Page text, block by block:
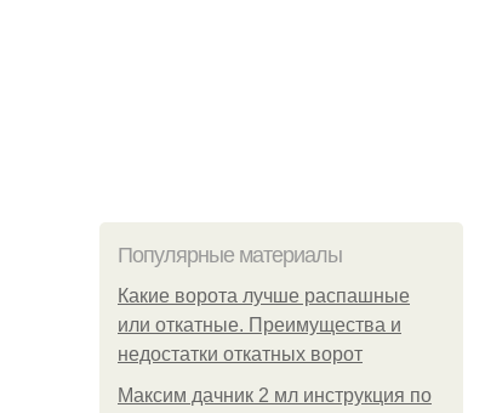
Популярные материалы
Какие ворота лучше распашные
или откатные. Преимущества и
недостатки откатных ворот
Максим дачник 2 мл инструкция по